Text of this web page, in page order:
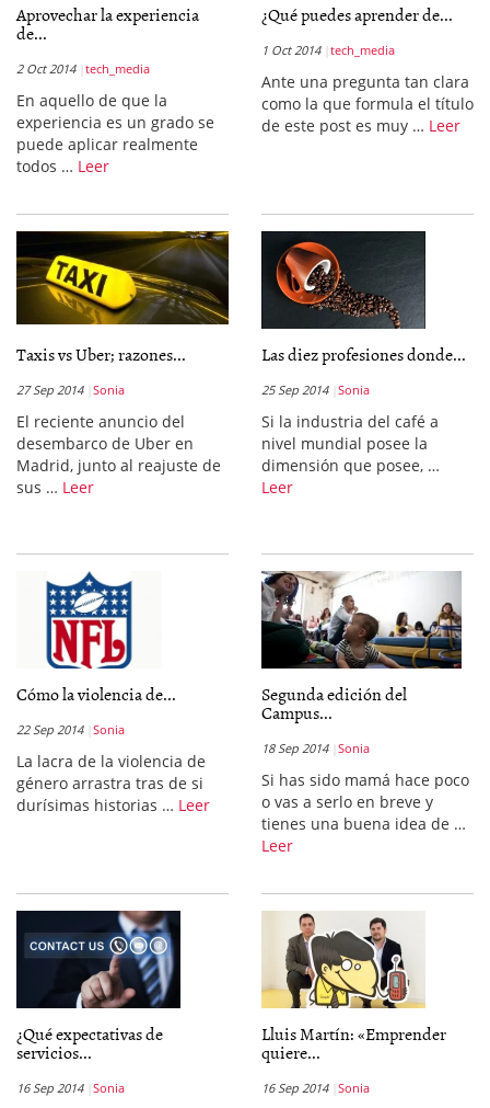
Aprovechar la experiencia
de...
2 Oct 2014 tech_media
En aquello de que la
experiencia es un grado se
puede aplicar realmente
todos … Leer
¿Qué puedes aprender de...
1 Oct 2014 tech_media
Ante una pregunta tan clara
como la que formula el título
de este post es muy … Leer
Taxis vs Uber; razones...
27 Sep 2014 Sonia
El reciente anuncio del
desembarco de Uber en
Madrid, junto al reajuste de
sus … Leer
Las diez profesiones donde...
25 Sep 2014 Sonia
Si la industria del café a
nivel mundial posee la
dimensión que posee, …
Leer
Cómo la violencia de...
22 Sep 2014 Sonia
La lacra de la violencia de
género arrastra tras de si
durísimas historias … Leer
Segunda edición del
Campus...
18 Sep 2014 Sonia
Si has sido mamá hace poco
o vas a serlo en breve y
tienes una buena idea de …
Leer
¿Qué expectativas de
servicios...
16 Sep 2014 Sonia
Lluis Martín: «Emprender
quiere...
16 Sep 2014 Sonia